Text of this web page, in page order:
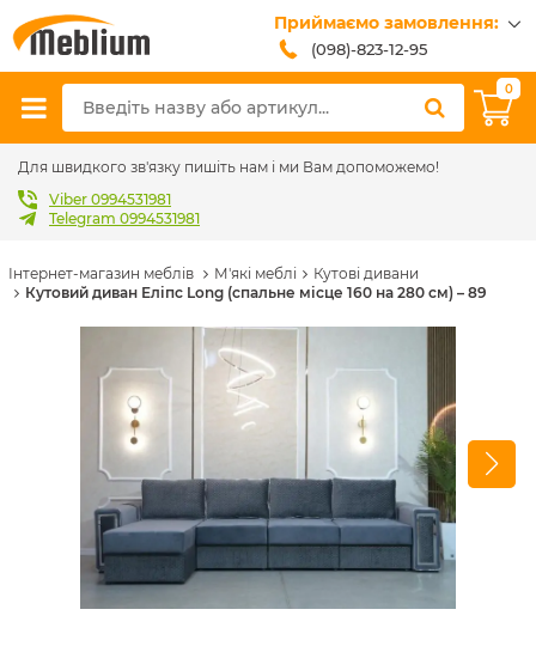
Приймаємо замовлення:
(098)-823-12-95
(099)-608-42-32
(093)-618-62-02
sales@meblium.com.ua
0
Для швидкого зв'язку пишіть нам і ми Вам допоможемо!
Viber 0994531981
Telegram 0994531981
Інтернет-магазин меблів М'які меблі
Кутові дивани
Кутовий диван Еліпс Long (спальне місце 160 на 280 см) – 89